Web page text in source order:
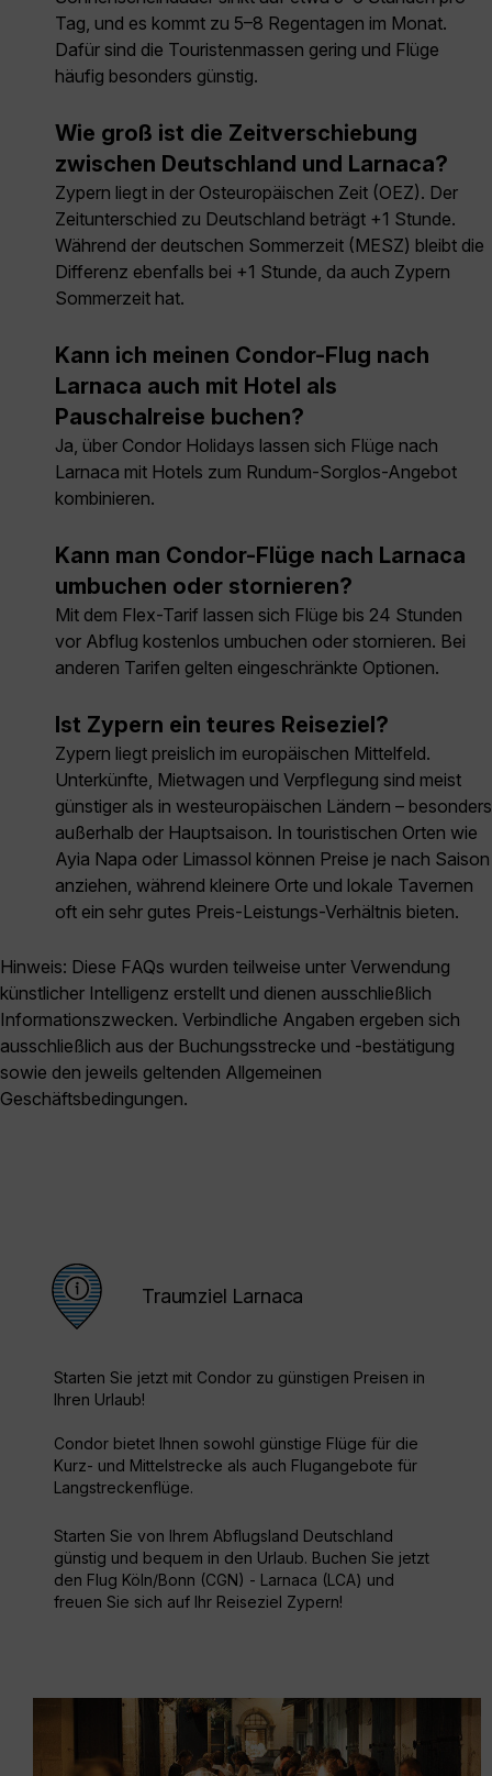
Tag, und es kommt zu 5–8 Regentagen im Monat.
Dafür sind die Touristenmassen gering und Flüge
häufig besonders günstig.
Wie groß ist die Zeitverschiebung
zwischen Deutschland und Larnaca?
Zypern liegt in der Osteuropäischen Zeit (OEZ). Der
Zeitunterschied zu Deutschland beträgt +1 Stunde.
Während der deutschen Sommerzeit (MESZ) bleibt die
Differenz ebenfalls bei +1 Stunde, da auch Zypern
Sommerzeit hat.
Kann ich meinen Condor-Flug nach
Larnaca auch mit Hotel als
Pauschalreise buchen?
Ja, über Condor Holidays lassen sich Flüge nach
Larnaca mit Hotels zum Rundum-Sorglos-Angebot
kombinieren.
Kann man Condor-Flüge nach Larnaca
umbuchen oder stornieren?
Mit dem Flex-Tarif lassen sich Flüge bis 24 Stunden
vor Abflug kostenlos umbuchen oder stornieren. Bei
anderen Tarifen gelten eingeschränkte Optionen.
Ist Zypern ein teures Reiseziel?
Zypern liegt preislich im europäischen Mittelfeld.
Unterkünfte, Mietwagen und Verpflegung sind meist
günstiger als in westeuropäischen Ländern – besonders
außerhalb der Hauptsaison. In touristischen Orten wie
Ayia Napa oder Limassol können Preise je nach Saison
anziehen, während kleinere Orte und lokale Tavernen
oft ein sehr gutes Preis-Leistungs-Verhältnis bieten.
Hinweis: Diese FAQs wurden teilweise unter Verwendung
künstlicher Intelligenz erstellt und dienen ausschließlich
Informationszwecken. Verbindliche Angaben ergeben sich
ausschließlich aus der Buchungsstrecke und -bestätigung
sowie den jeweils geltenden Allgemeinen
Geschäftsbedingungen.
Traumziel Larnaca
Starten Sie jetzt mit Condor zu günstigen Preisen in
Ihren Urlaub!
Condor bietet Ihnen sowohl günstige Flüge für die
Kurz- und Mittelstrecke als auch Flugangebote für
Langstreckenflüge.
Starten Sie von Ihrem Abflugsland Deutschland
günstig und bequem in den Urlaub. Buchen Sie jetzt
den Flug Köln/Bonn (CGN) - Larnaca (LCA) und
freuen Sie sich auf Ihr Reiseziel Zypern!